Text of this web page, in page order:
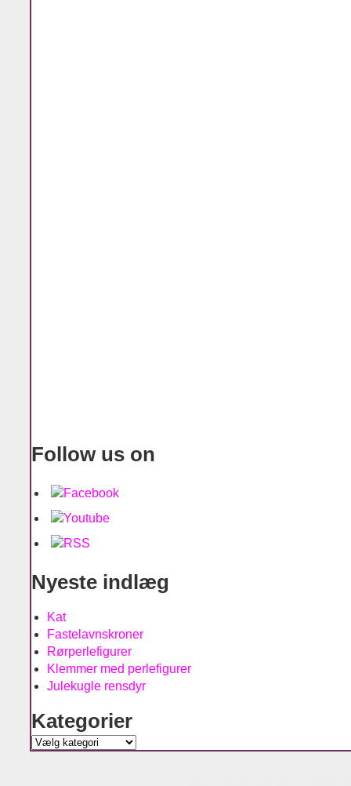
Follow us on
Nyeste indlæg
Kat
Fastelavnskroner
Rørperlefigurer
Klemmer med perlefigurer
Julekugle rensdyr
Kategorier
Kategorier